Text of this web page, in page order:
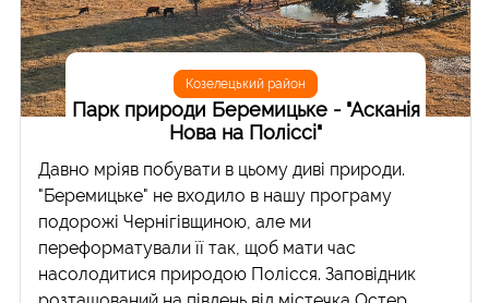
Козелецький район
Парк природи Беремицьке - "Асканія
Нова на Поліссі"
Давно мріяв побувати в цьому диві природи.
"Беремицьке" не входило в нашу програму
подорожі Чернігівщиною, але ми
переформатували її так, щоб мати час
насолодитися природою Полісся. Заповідник